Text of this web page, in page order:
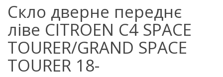
Скло дверне переднє
ліве CITROEN C4 SPACE
TOURER/GRAND SPACE
TOURER 18-